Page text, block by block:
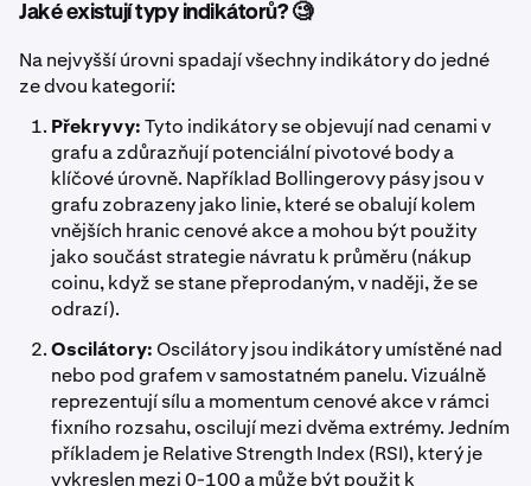
Jaké existují typy indikátorů? 🧐
Na nejvyšší úrovni spadají všechny indikátory do jedné
ze dvou kategorií:
Překryvy:Tyto indikátory se objevují nad cenami v
grafu a zdůrazňují potenciální pivotové body a
klíčové úrovně. Například Bollingerovy pásy jsou v
grafu zobrazeny jako linie, které se obalují kolem
vnějších hranic cenové akce a mohou být použity
jako součást strategie návratu k průměru (nákup
coinu, když se stane přeprodaným, v naději, že se
odrazí).
Oscilátory:Oscilátory jsou indikátory umístěné nad
nebo pod grafem v samostatném panelu. Vizuálně
reprezentují sílu a momentum cenové akce v rámci
fixního rozsahu, oscilují mezi dvěma extrémy. Jedním
příkladem je Relative Strength Index (RSI), který je
vykreslen mezi 0-100 a může být použit k